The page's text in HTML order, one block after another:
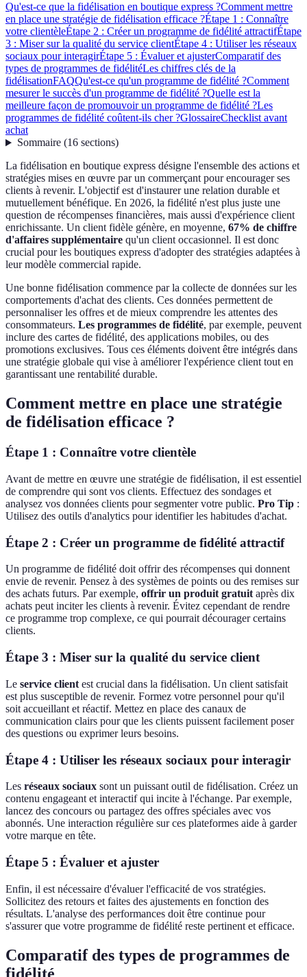
Qu'est-ce que la fidélisation en boutique express ?Comment mettre
en place une stratégie de fidélisation efficace ?Étape 1 : Connaître
votre clientèleÉtape 2 : Créer un programme de fidélité attractifÉtape
3 : Miser sur la qualité du service clientÉtape 4 : Utiliser les réseaux
sociaux pour interagirÉtape 5 : Évaluer et ajusterComparatif des
types de programmes de fidélitéLes chiffres clés de la
fidélisationFAQQu'est-ce qu'un programme de fidélité ?Comment
mesurer le succès d'un programme de fidélité ?Quelle est la
meilleure façon de promouvoir un programme de fidélité ?Les
programmes de fidélité coûtent-ils cher ?GlossaireChecklist avant
achat
Sommaire(16 sections)
La fidélisation en boutique express désigne l'ensemble des actions et
stratégies mises en œuvre par un commerçant pour encourager ses
clients à revenir. L'objectif est d'instaurer une relation durable et
mutuellement bénéfique. En 2026, la fidélité n'est plus juste une
question de récompenses financières, mais aussi d'expérience client
enrichissante. Un client fidèle génère, en moyenne, 67% de chiffre
d'affaires supplémentaire qu'un client occasionnel. Il est donc
crucial pour les boutiques express d'adopter des stratégies adaptées à
leur modèle commercial rapide.
Une bonne fidélisation commence par la collecte de données sur les
comportements d'achat des clients. Ces données permettent de
personnaliser les offres et de mieux comprendre les attentes des
consommateurs. Les programmes de fidélité, par exemple, peuvent
inclure des cartes de fidélité, des applications mobiles, ou des
promotions exclusives. Tous ces éléments doivent être intégrés dans
une stratégie globale qui vise à améliorer l'expérience client tout en
garantissant une rentabilité durable.
Comment mettre en place une stratégie
de fidélisation efficace ?
Étape 1 : Connaître votre clientèle
Avant de mettre en œuvre une stratégie de fidélisation, il est essentiel
de comprendre qui sont vos clients. Effectuez des sondages et
analysez vos données clients pour segmenter votre public. Pro Tip :
Utilisez des outils d'analytics pour identifier les habitudes d'achat.
Étape 2 : Créer un programme de fidélité attractif
Un programme de fidélité doit offrir des récompenses qui donnent
envie de revenir. Pensez à des systèmes de points ou des remises sur
des achats futurs. Par exemple, offrir un produit gratuit après dix
achats peut inciter les clients à revenir. Évitez cependant de rendre
ce programme trop complexe, ce qui pourrait décourager certains
clients.
Étape 3 : Miser sur la qualité du service client
Le service client est crucial dans la fidélisation. Un client satisfait
est plus susceptible de revenir. Formez votre personnel pour qu'il
soit accueillant et réactif. Mettez en place des canaux de
communication clairs pour que les clients puissent facilement poser
des questions ou exprimer leurs besoins.
Étape 4 : Utiliser les réseaux sociaux pour interagir
Les réseaux sociaux sont un puissant outil de fidélisation. Créez un
contenu engageant et interactif qui incite à l'échange. Par exemple,
lancez des concours ou partagez des offres spéciales avec vos
abonnés. Une interaction régulière sur ces plateformes aide à garder
votre marque en tête.
Étape 5 : Évaluer et ajuster
Enfin, il est nécessaire d'évaluer l'efficacité de vos stratégies.
Sollicitez des retours et faites des ajustements en fonction des
résultats. L'analyse des performances doit être continue pour
s'assurer que votre programme de fidélité reste pertinent et efficace.
Comparatif des types de programmes de
fidélité